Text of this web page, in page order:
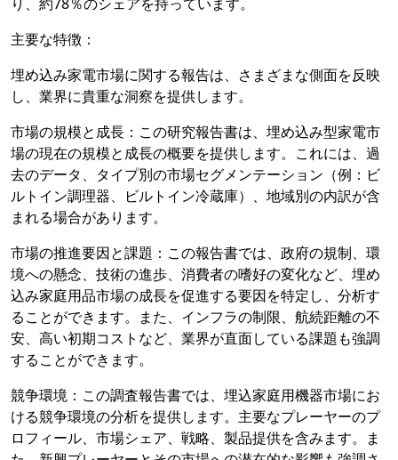
主要な特徴：
埋め込み家電市場に関する報告は、さまざまな側面を反映
し、業界に貴重な洞察を提供します。
市場の規模と成長：この研究報告書は、埋め込み型家電市
場の現在の規模と成長の概要を提供します。これには、過
去のデータ、タイプ別の市場セグメンテーション（例：ビ
ルトイン調理器、ビルトイン冷蔵庫）、地域別の内訳が含
まれる場合があります。
市場の推進要因と課題：この報告書では、政府の規制、環
境への懸念、技術の進歩、消費者の嗜好の変化など、埋め
込み家庭用品市場の成長を促進する要因を特定し、分析す
ることができます。また、インフラの制限、航続距離の不
安、高い初期コストなど、業界が直面している課題も強調
することができます。
競争環境：この調査報告書では、埋込家庭用機器市場にお
ける競争環境の分析を提供します。主要なプレーヤーのプ
ロフィール、市場シェア、戦略、製品提供を含みます。ま